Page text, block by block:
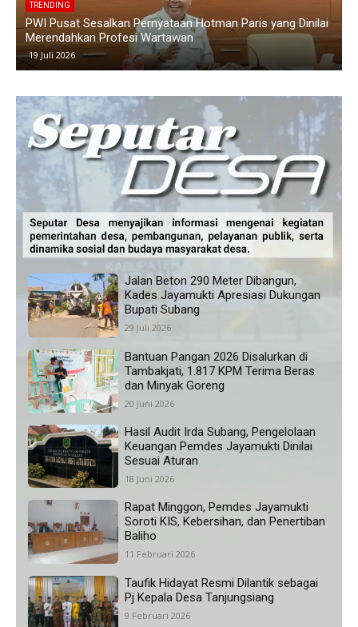
Dinilai
TRENDING
Polemik Siswa Tidak Naik Kelas di SMAN 1 Blanakan
Memanas, Wali Murid Tuding Sekolah Tidak Transparan
24 Juni 2026
Jalan Beton 290 Meter Dibangun,
Kades Jayamukti Apresiasi Dukungan
Bupati Subang
29 Juli 2026
Bantuan Pangan 2026 Disalurkan di
Tambakjati, 1.817 KPM Terima Beras
dan Minyak Goreng
20 Juni 2026
Hasil Audit Irda Subang, Pengelolaan
Keuangan Pemdes Jayamukti Dinilai
Sesuai Aturan
18 Juni 2026
Rapat Minggon, Pemdes Jayamukti
Soroti KIS, Kebersihan, dan Penertiban
Baliho
11 Februari 2026
Taufik Hidayat Resmi Dilantik sebagai
Pj Kepala Desa Tanjungsiang
9 Februari 2026